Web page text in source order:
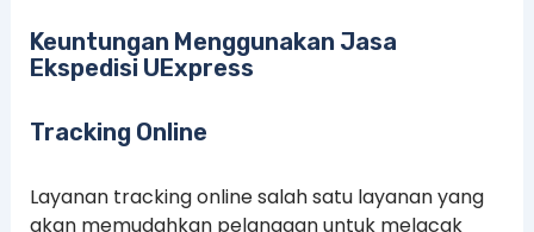
Keuntungan Menggunakan Jasa
Ekspedisi UExpress
Tracking Online
Layanan tracking online salah satu layanan yang
akan memudahkan pelanggan untuk melacak